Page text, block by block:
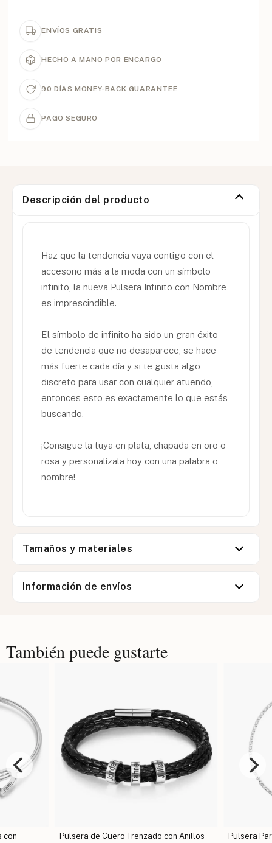
ENVÍOS GRATIS
HECHO A MANO POR ENCARGO
90 DÍAS MONEY-BACK GUARANTEE
PAGO SEGURO
Descripción del producto
Haz que la tendencia vaya contigo con el
accesorio más a la moda con un símbolo
infinito, la nueva Pulsera Infinito con Nombre
es imprescindible.
El símbolo de infinito ha sido un gran éxito
de tendencia que no desaparece, se hace
más fuerte cada día y si te gusta algo
discreto para usar con cualquier atuendo,
entonces esto es exactamente lo que estás
buscando.
¡Consigue la tuya en plata, chapada en oro o
rosa y personalízala hoy con una palabra o
nombre!
Tamaños y materiales
Información de envíos
También puede gustarte
con Anillos
Pulsera Para Pies Con Piedra De